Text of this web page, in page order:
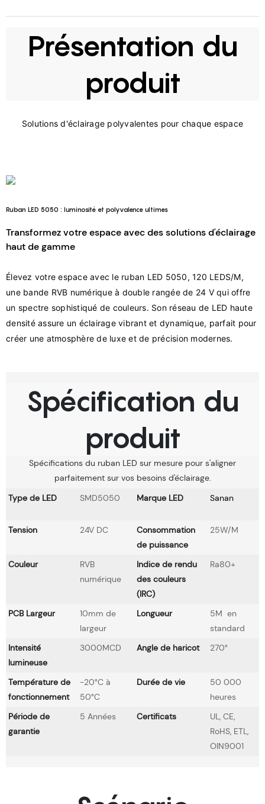
Présentation du
produit
Ruban LED 5050 : luminosité et polyvalence ultimes
Transformez votre espace avec des solutions d'éclairage
haut de gamme
Élevez votre espace avec le ruban LED 5050, 120 LEDS/M,
une bande RVB numérique à double rangée de 24 V qui offre
un spectre sophistiqué de couleurs. Son réseau de LED haute
densité assure un éclairage vibrant et dynamique, parfait pour
Spécification du
produit
Spécifications du ruban LED sur mesure pour s'aligner
parfaitement sur vos besoins d'éclairage.
Type de LED
SMD5050 Marque LED Sanan
Tension 24V DC
Consommation
de puissance
25W/M
Couleur
RVB
numérique
Indice de rendu
des couleurs
(IRC)
Ra80+
PCB Largeur
10mm de
largeur
Longueur
5M en
standard
Intensité
lumineuse
3000MCD Angle de haricot 270°
Température de
fonctionnement
-20°C à
50°C
Durée de vie
50 000
heures
Période de
garantie
5 Années Certificats
UL, CE,
RoHS, ETL,
OIN9001